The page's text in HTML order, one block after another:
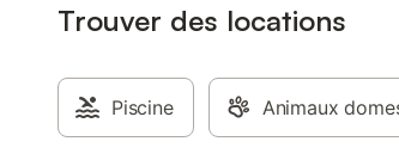
Trouver des locations
Piscine Animaux